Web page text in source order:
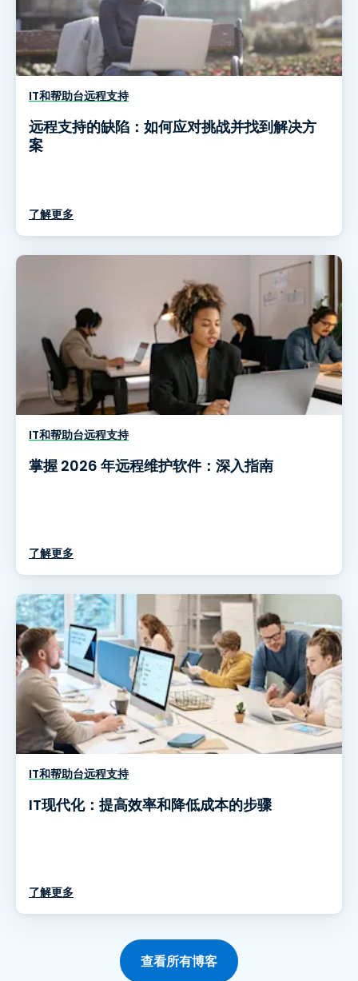
IT和帮助台远程支持
远程支持的缺陷：如何应对挑战并找到解决方
案
了解更多
IT和帮助台远程支持
掌握 2026 年远程维护软件：深入指南
了解更多
IT和帮助台远程支持
IT现代化：提高效率和降低成本的步骤
了解更多
查看所有博客